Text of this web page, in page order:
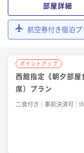
部屋詳細
航空券付き宿泊
ポイントアップ
西館指定《朝夕部
席）プラン
二食付き 事前決済可